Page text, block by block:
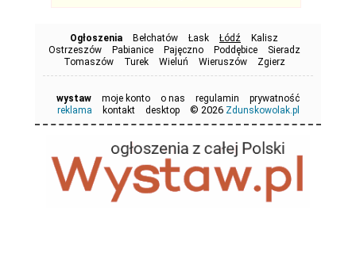
Ogłoszenia Bełchatów Łask Łódź
Kalisz
Ostrzeszów
Pabianice Pajęczno Poddębice
Sieradz
Tomaszów
Turek Wieluń Wieruszów Zgierz
wystaw moje konto o nas regulamin
prywatność
reklama
kontakt desktop © 2026 Zdunskowolak.pl